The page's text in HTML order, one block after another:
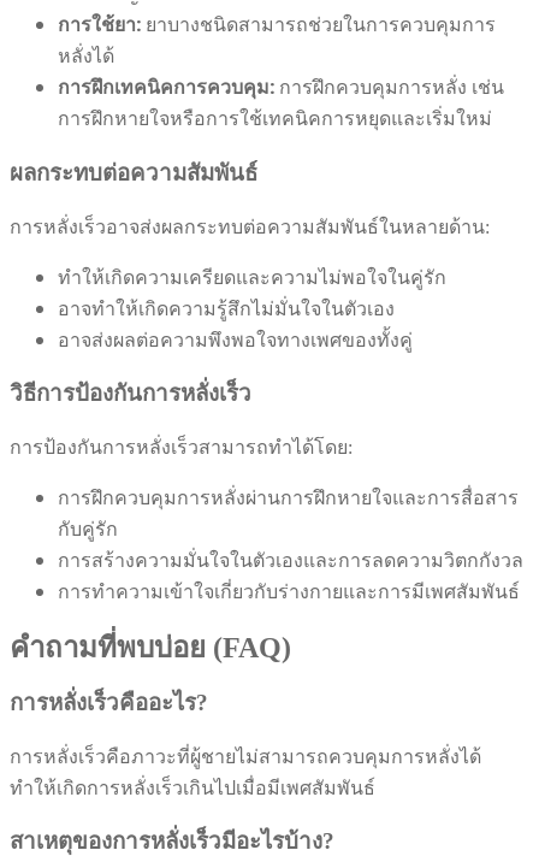
การใช้ยา: ยาบางชนิดสามารถช่วยในการควบคุมการ
หลั่งได้
การฝึกเทคนิคการควบคุม: การฝึกควบคุมการหลั่ง เช่น
การฝึกหายใจหรือการใช้เทคนิคการหยุดและเริ่มใหม่
ผลกระทบต่อความสัมพันธ์
การหลั่งเร็วอาจส่งผลกระทบต่อความสัมพันธ์ในหลายด้าน:
ทำให้เกิดความเครียดและความไม่พอใจในคู่รัก
อาจทำให้เกิดความรู้สึกไม่มั่นใจในตัวเอง
อาจส่งผลต่อความพึงพอใจทางเพศของทั้งคู่
วิธีการป้องกันการหลั่งเร็ว
การป้องกันการหลั่งเร็วสามารถทำได้โดย:
การฝึกควบคุมการหลั่งผ่านการฝึกหายใจและการสื่อสาร
กับคู่รัก
การสร้างความมั่นใจในตัวเองและการลดความวิตกกังวล
การทำความเข้าใจเกี่ยวกับร่างกายและการมีเพศสัมพันธ์
คำถามที่พบบ่อย (FAQ)
การหลั่งเร็วคืออะไร?
การหลั่งเร็วคือภาวะที่ผู้ชายไม่สามารถควบคุมการหลั่งได้
ทำให้เกิดการหลั่งเร็วเกินไปเมื่อมีเพศสัมพันธ์
สาเหตุของการหลั่งเร็วมีอะไรบ้าง?